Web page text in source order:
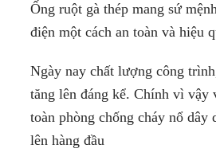
Ống ruột gà thép mang sứ
điện một cách an toàn và hiệu
Ngày nay chất lượng công
tăng lên đáng kể. Chính vì vậy
toàn phòng chống cháy nổ dây
lên hàng đầu